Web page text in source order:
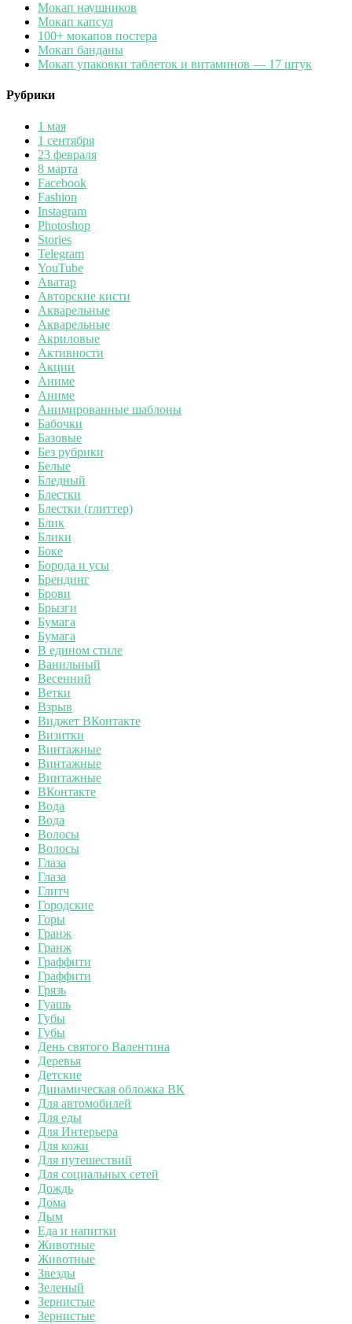
Мокап наушников
Мокап капсул
100+ мокапов постера
Мокап банданы
Мокап упаковки таблеток и витаминов — 17 штук
Рубрики
1 мая
1 сентября
23 февраля
8 марта
Facebook
Fashion
Instagram
Photoshop
Stories
Telegram
YouTube
Аватар
Авторские кисти
Акварельные
Акварельные
Акриловые
Активности
Акции
Аниме
Аниме
Анимированные шаблоны
Бабочки
Базовые
Без рубрики
Белые
Бледный
Блестки
Блестки (глиттер)
Блик
Блики
Боке
Борода и усы
Брендинг
Брови
Брызги
Бумага
Бумага
В едином стиле
Ванильный
Весенний
Ветки
Взрыв
Виджет ВКонтакте
Визитки
Винтажные
Винтажные
Винтажные
ВКонтакте
Вода
Вода
Волосы
Волосы
Глаза
Глаза
Глитч
Городские
Горы
Гранж
Гранж
Граффити
Граффити
Грязь
Гуашь
Губы
Губы
День святого Валентина
Деревья
Детские
Динамическая обложка ВК
Для автомобилей
Для еды
Для Интерьера
Для кожи
Для путешествий
Для социальных сетей
Дождь
Дома
Дым
Еда и напитки
Животные
Животные
Звезды
Зеленый
Зернистые
Зернистые